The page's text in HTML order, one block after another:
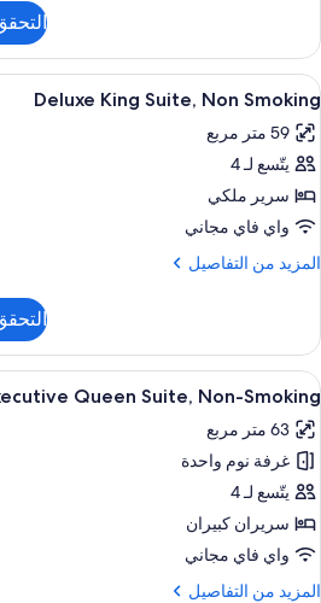
غرفة
فاخرة.
-
سريران
كبيران
المدخنين
استعراض
جميع
صور
Deluxe
King
Suite,
Non
Smoking
7
Deluxe King Suite, Non Smoking
59 متر مربع
يتّسع لـ 4
سرير ملكي
واي فاي مجاني
المزيد من التفاصيل
المزيد
Deluxe
King
Suite,
Non
Smoking
استعراض
جميع
صور
Executive
Queen
Suite,
Non-
Smoking
6
Queen Suite, Non-Smoking
63 متر مربع
غرفة نوم واحدة
يتّسع لـ 4
سريران كبيران
واي فاي مجاني
المزيد من التفاصيل
المزيد